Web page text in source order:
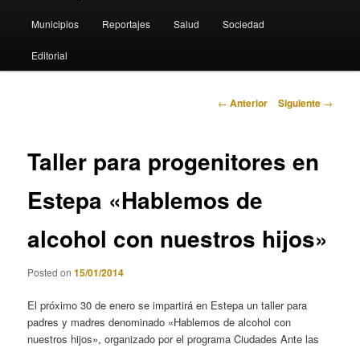
Municipios Reportajes Salud Sociedad
Editorial
Navegación
← Anterior Siguiente →
Taller para progenitores en
Estepa «Hablemos de
alcohol con nuestros hijos»
Posted on15/01/2014
El próximo 30 de enero se impartirá en Estepa un taller para
padres y madres denominado «Hablemos de alcohol con
nuestros hijos», organizado por el programa Ciudades Ante las